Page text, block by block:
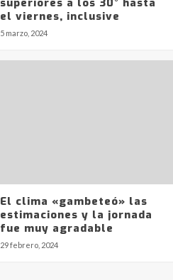
superiores a los 30° hasta
el viernes, inclusive
5 marzo, 2024
El clima «gambeteó» las
estimaciones y la jornada
fue muy agradable
29 febrero, 2024